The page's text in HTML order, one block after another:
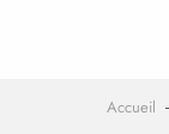
Accueil